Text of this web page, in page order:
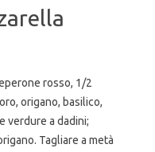
rosso, 1/2
origano, basilico,
verdure a dadini;
Tagliare a metà